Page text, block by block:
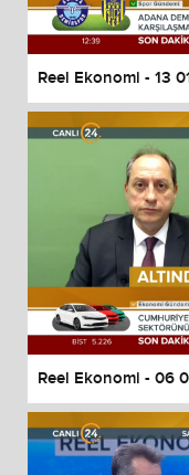
Reel Ekonomi - 13
Reel Ekonomi - 06